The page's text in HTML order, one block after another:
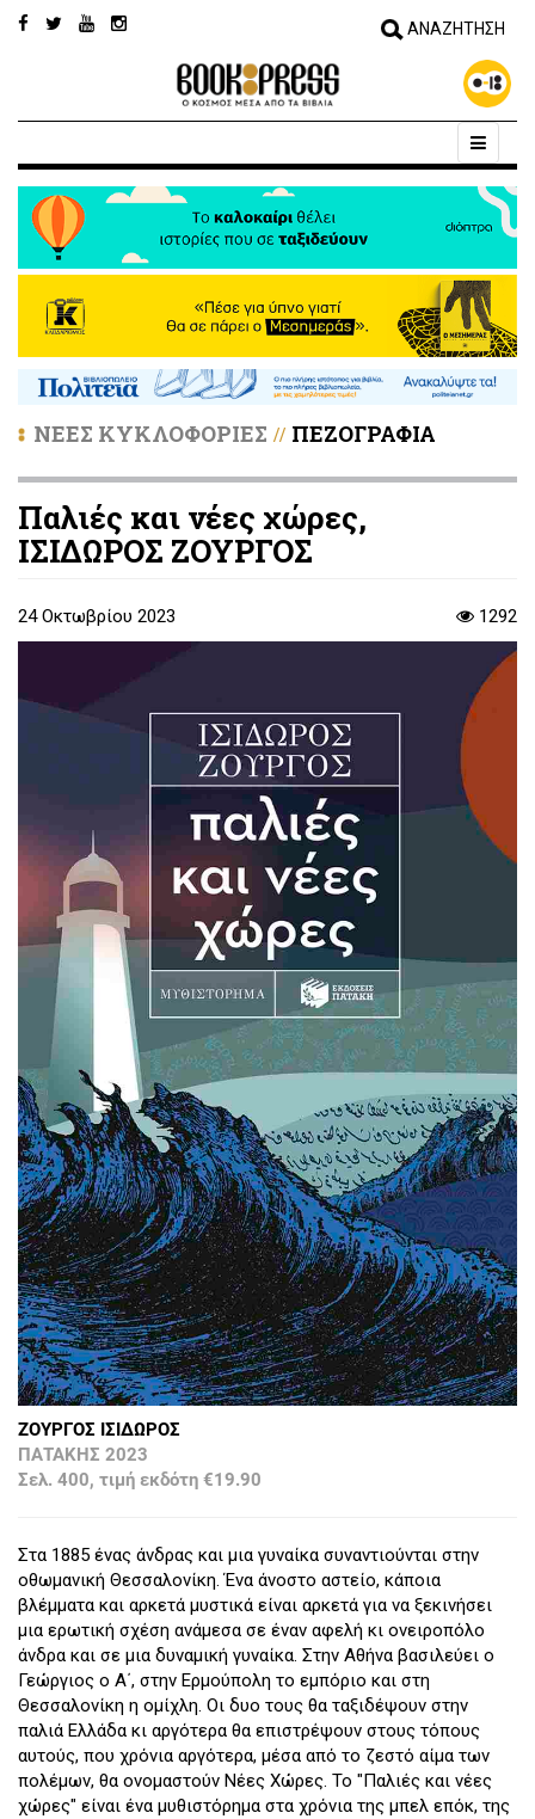
ΝΕΕΣ ΚΥΚΛΟΦΟΡΙΕΣ // ΠΕΖΟΓΡΑΦΙΑ
Παλιές και νέες χώρες,
ΙΣΙΔΩΡΟΣ ΖΟΥΡΓΟΣ
24 Οκτωβρίου 2023 1292
ΖΟΥΡΓΟΣ ΙΣΙΔΩΡΟΣ
ΠΑΤΑΚΗΣ 2023
Σελ. 400, τιμή εκδότη €19.90
Στα 1885 ένας άνδρας και μια γυναίκα συναντιούνται στην
οθωμανική Θεσσαλονίκη. Ένα άνοστο αστείο, κάποια
βλέμματα και αρκετά μυστικά είναι αρκετά για να ξεκινήσει
μια ερωτική σχέση ανάμεσα σε έναν αφελή κι ονειροπόλο
άνδρα και σε μια δυναμική γυναίκα. Στην Αθήνα βασιλεύει ο
Γεώργιος ο Α΄, στην Ερμούπολη το εμπόριο και στη
Θεσσαλονίκη η ομίχλη. Οι δυο τους θα ταξιδέψουν στην
παλιά Ελλάδα κι αργότερα θα επιστρέψουν στους τόπους
αυτούς, που χρόνια αργότερα, μέσα από το ζεστό αίμα των
πολέμων, θα ονομαστούν Νέες Χώρες. Το "Παλιές και νέες
χώρες" είναι ένα μυθιστόρημα στα χρόνια της μπελ επόκ, της